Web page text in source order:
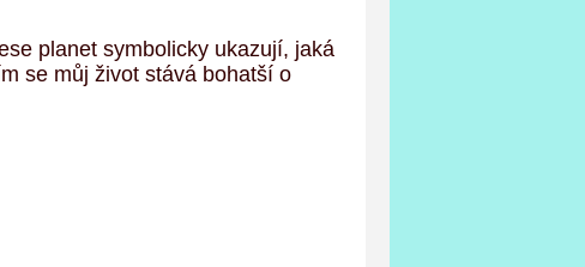
planet symbolicky ukazují, jaká
se můj život stává bohatší o